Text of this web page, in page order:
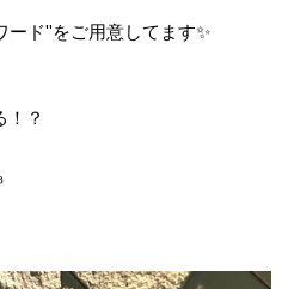
ド''をご用意してます✨️
！？